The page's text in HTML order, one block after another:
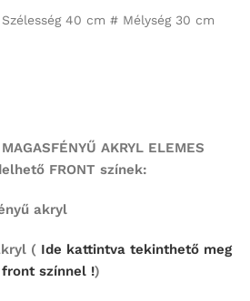
40 cm # Mélység 30 cm
AKRYL ELEMES
FRONT színek:
akryl
( Ide kattintva tekinthető meg
színnel !)